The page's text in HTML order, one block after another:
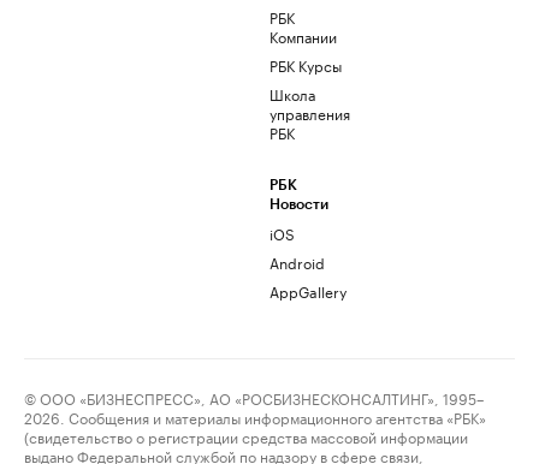
РБК
Компании
РБК Курсы
Школа
управления
РБК
РБК
Новости
iOS
Android
AppGallery
© ООО «БИЗНЕСПРЕСС», АО «РОСБИЗНЕСКОНСАЛТИНГ», 1995–
2026. Сообщения и материалы информационного агентства «РБК»
(свидетельство о регистрации средства массовой информации
выдано Федеральной службой по надзору в сфере связи,